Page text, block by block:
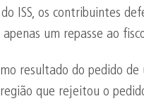
ISS, os contribuintes
um repasse ao
resultado do pedido
que rejeitou o